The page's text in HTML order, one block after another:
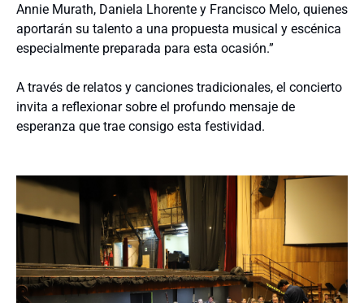
Annie Murath, Daniela Lhorente y Francisco Melo, quienes
aportarán su talento a una propuesta musical y escénica
especialmente preparada para esta ocasión.”
A través de relatos y canciones tradicionales, el concierto
invita a reflexionar sobre el profundo mensaje de
esperanza que trae consigo esta festividad.